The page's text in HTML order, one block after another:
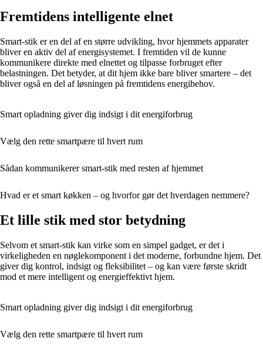
Fremtidens intelligente elnet
Smart-stik er en del af en større udvikling, hvor hjemmets apparater
bliver en aktiv del af energisystemet. I fremtiden vil de kunne
kommunikere direkte med elnettet og tilpasse forbruget efter
belastningen. Det betyder, at dit hjem ikke bare bliver smartere – det
bliver også en del af løsningen på fremtidens energibehov.
Smart opladning giver dig indsigt i dit energiforbrug
Vælg den rette smartpære til hvert rum
Sådan kommunikerer smart-stik med resten af hjemmet
Hvad er et smart køkken – og hvorfor gør det hverdagen nemmere?
Et lille stik med stor betydning
Selvom et smart-stik kan virke som en simpel gadget, er det i
virkeligheden en nøglekomponent i det moderne, forbundne hjem. Det
giver dig kontrol, indsigt og fleksibilitet – og kan være første skridt
mod et mere intelligent og energieffektivt hjem.
Smart opladning giver dig indsigt i dit energiforbrug
Vælg den rette smartpære til hvert rum